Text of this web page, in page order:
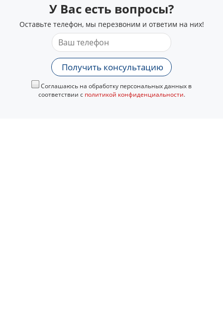
У Вас есть вопросы?
Оставьте телефон, мы перезвоним и ответим на них!
Получить консультацию
Соглашаюсь на обработку персональных данных в
соответствии с политикой конфиденциальности.